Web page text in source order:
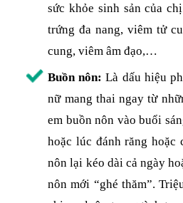
sức khỏe sinh sản của
trứng đa nang, viêm tử
cung, viêm âm đạo,…
Buồn nôn: Là dấu hiệu
nữ mang thai ngay từ
em buồn nôn vào buổi
hoặc lúc đánh răng hoặc
nôn lại kéo dài cả ngày
nôn mới “ghé thăm”.